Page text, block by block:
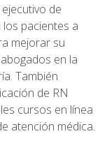
de
los pacientes a
mejorar su
en la
También
de RN
cursos en línea
atención médica.